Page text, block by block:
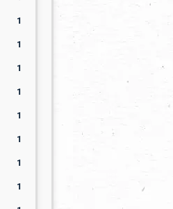
1
1
1
1
1
1
1
1